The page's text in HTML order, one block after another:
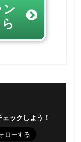
ン
ックしよう！